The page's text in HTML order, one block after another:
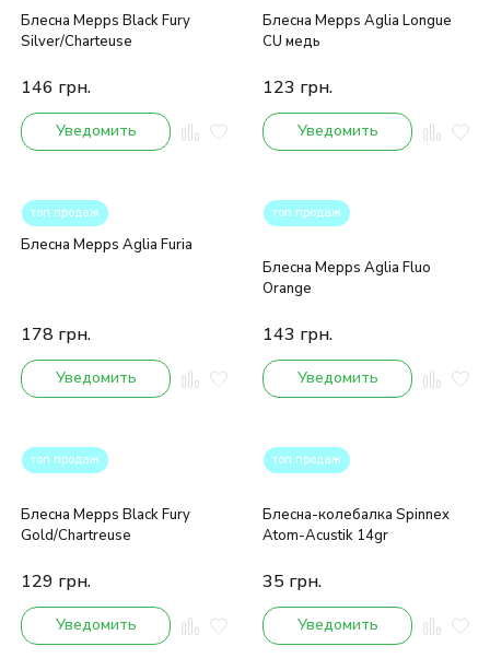
Блесна Mepps Black Fury
Silver/Charteuse
146 грн.
Уведомить
Блесна Mepps Aglia Longue
CU медь
123 грн.
Уведомить
топ продаж
Блесна Mepps Aglia Furia
178 грн.
Уведомить
топ продаж
Блесна Mepps Aglia Fluo
Orange
143 грн.
Уведомить
топ продаж
Блесна Mepps Black Fury
Gold/Chartreuse
129 грн.
Уведомить
топ продаж
Блесна-колебалка Spinnex
Atom-Acustik 14gr
35 грн.
Уведомить